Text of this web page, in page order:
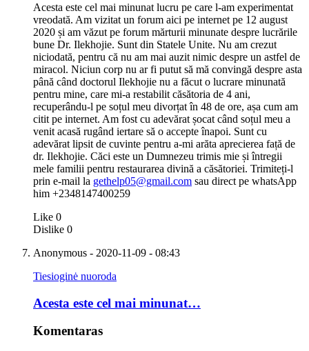
Acesta este cel mai minunat lucru pe care l-am experimentat
vreodată. Am vizitat un forum aici pe internet pe 12 august
2020 și am văzut pe forum mărturii minunate despre lucrările
bune Dr. Ilekhojie. Sunt din Statele Unite. Nu am crezut
niciodată, pentru că nu am mai auzit nimic despre un astfel de
miracol. Niciun corp nu ar fi putut să mă convingă despre asta
până când doctorul Ilekhojie nu a făcut o lucrare minunată
pentru mine, care mi-a restabilit căsătoria de 4 ani,
recuperându-l pe soțul meu divorțat în 48 de ore, așa cum am
citit pe internet. Am fost cu adevărat șocat când soțul meu a
venit acasă rugând iertare să o accepte înapoi. Sunt cu
adevărat lipsit de cuvinte pentru a-mi arăta aprecierea față de
dr. Ilekhojie. Căci este un Dumnezeu trimis mie și întregii
mele familii pentru restaurarea divină a căsătoriei. Trimiteți-l
prin e-mail la gethelp05@gmail.com sau direct pe whatsApp
him +2348147400259
Like 0
Dislike 0
Anonymous - 2020-11-09 - 08:43
Tiesioginė nuoroda
Acesta este cel mai minunat…
Komentaras